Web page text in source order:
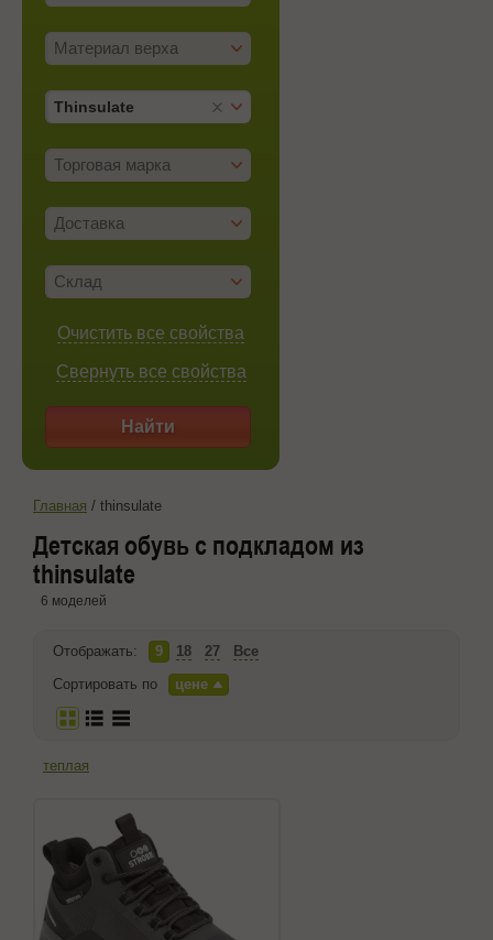
Материал верха
Thinsulate
Торговая марка
Доставка
Склад
Очистить все свойства
Свернуть все свойства
Найти
Главная / thinsulate
Детская обувь с подкладом из
thinsulate
6 моделей
Отображать: 9 18 27
Все
Сортировать по
цене
теплая